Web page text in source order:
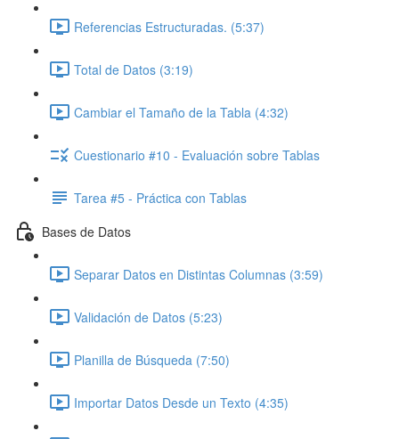
Referencias Estructuradas. (5:37)
Total de Datos (3:19)
Cambiar el Tamaño de la Tabla (4:32)
Cuestionario #10 - Evaluación sobre Tablas
Tarea #5 - Práctica con Tablas
Bases de Datos
Separar Datos en Distintas Columnas (3:59)
Validación de Datos (5:23)
Planilla de Búsqueda (7:50)
Importar Datos Desde un Texto (4:35)